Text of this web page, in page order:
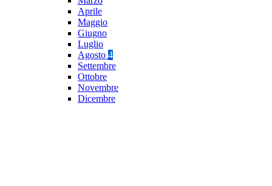
Aprile
Maggio
Giugno
Luglio
Agosto 4
Settembre
Ottobre
Novembre
Dicembre